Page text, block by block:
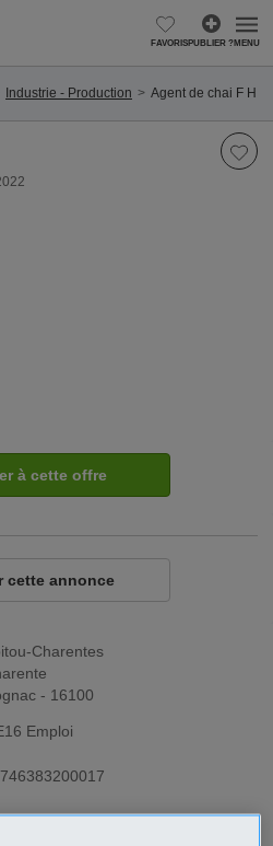
FAVORISPUBLIER ?MENU
Industrie - Production Agent de chai F H
Charentes
- 16100
Emploi
- Production
à cette offre
cette annonce